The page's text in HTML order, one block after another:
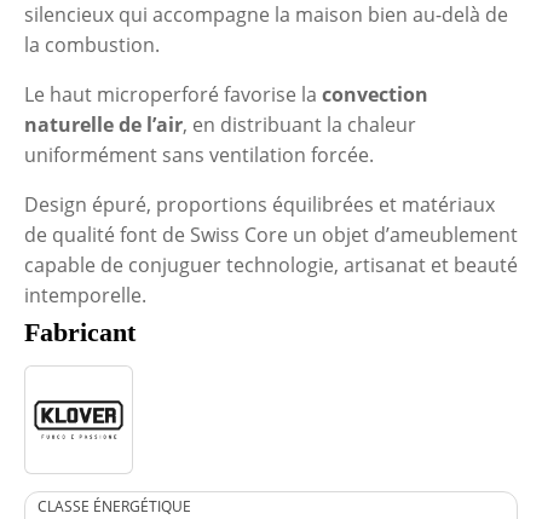
silencieux qui accompagne la maison bien au-delà de
la combustion.
Le haut microperforé favorise la convection
naturelle de l’air, en distribuant la chaleur
uniformément sans ventilation forcée.
Design épuré, proportions équilibrées et matériaux
de qualité font de Swiss Core un objet d’ameublement
capable de conjuguer technologie, artisanat et beauté
intemporelle.
Fabricant
CLASSE ÉNERGÉTIQUE